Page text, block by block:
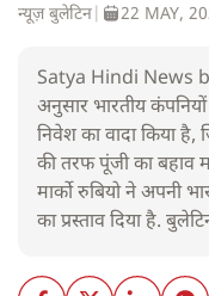
न्यूज़ बुलेटिन 22 MAY,
Satya Hindi News
अनुसार भारतीय
निवेश का वादा किया
की तरफ पूंजी का बहाव
मार्को रुबियो ने अपनी
का प्रस्ताव दिया है.